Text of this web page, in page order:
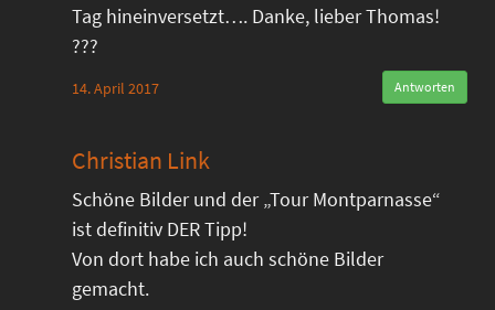
Tag hineinversetzt…. Danke, lieber Thomas!
???
14. April 2017 Antworten
Christian Link
Schöne Bilder und der „Tour Montparnasse“
ist definitiv DER Tipp!
Von dort habe ich auch schöne Bilder
gemacht.